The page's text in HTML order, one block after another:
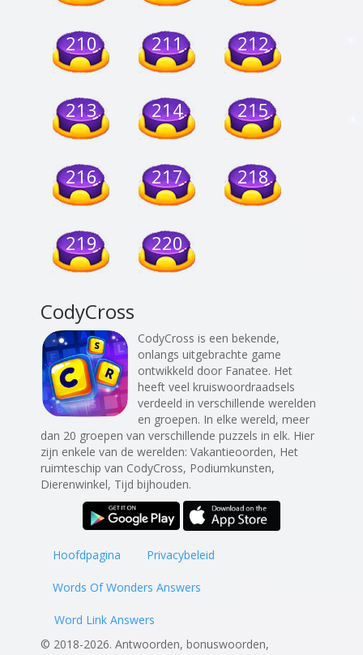
210 211 212
213 214 215
216 217 218
219 220
CodyCross
CodyCross is een bekende,
onlangs uitgebrachte game
ontwikkeld door Fanatee. Het
heeft veel kruiswoordraadsels
verdeeld in verschillende werelden
en groepen. In elke wereld, meer
dan 20 groepen van verschillende puzzels in elk. Hier
zijn enkele van de werelden: Vakantieoorden, Het
ruimteschip van CodyCross, Podiumkunsten,
Dierenwinkel, Tijd bijhouden.
Hoofdpagina Privacybeleid
Words Of Wonders Answers
Word Link Answers
© 2018-2026. Antwoorden, bonuswoorden,